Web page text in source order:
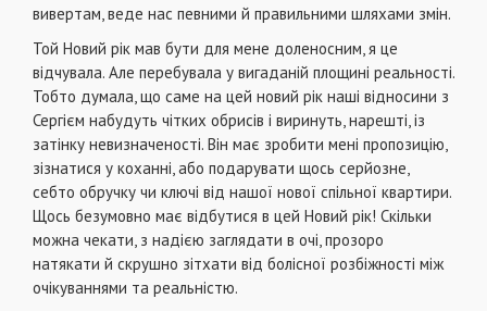
вивертам, веде нас певними й правильними шляхами змін.
Той Новий рік мав бути для мене доленосним, я це
відчувала. Але перебувала у вигаданій площині реальності.
Тобто думала, що саме на цей новий рік наші відносини з
Сергієм набудуть чітких обрисів і виринуть, нарешті, із
затінку невизначеності. Він має зробити мені пропозицію,
зізнатися у коханні, або подарувати щось серйозне,
себто обручку чи ключі від нашої нової спільної квартири.
Щось безумовно має відбутися в цей Новий рік! Скільки
можна чекати, з надією заглядати в очі, прозоро
натякати й скрушно зітхати від болісної розбіжності між
очікуваннями та реальністю.